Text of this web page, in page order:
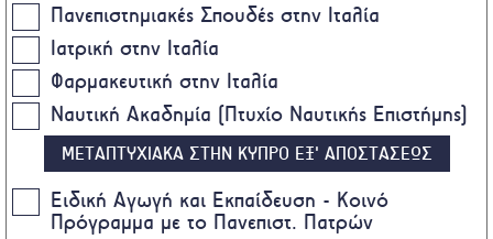
Πανεπιστημιακές Σπουδές στην Ιταλία
Ιατρική στην Ιταλία
Φαρμακευτική στην Ιταλία
Ναυτική Ακαδημία (Πτυχίο Ναυτικής Επιστήμης)
ΜΕΤΑΠΤΥΧΙΑΚΑ ΣΤΗΝ ΚΥΠΡΟ ΕΞ' ΑΠΟΣΤΑΣΕΩΣ
Ειδική Αγωγή και Εκπαίδευση - Κοινό
Πρόγραμμα με το Πανεπιστ. Πατρών